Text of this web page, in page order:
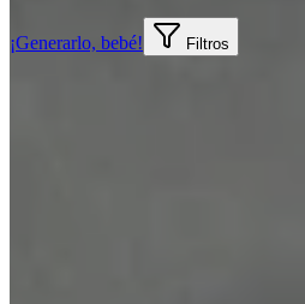
¡Generarlo, bebé! Filtros